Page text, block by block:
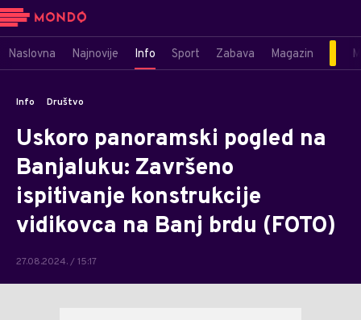
Naslovna Najnovije Info Sport Zabava Magazin
Info Društvo
Uskoro panoramski pogled na
Banjaluku: Završeno
ispitivanje konstrukcije
vidikovca na Banj brdu (FOTO)
27.08.2024. / 15:17